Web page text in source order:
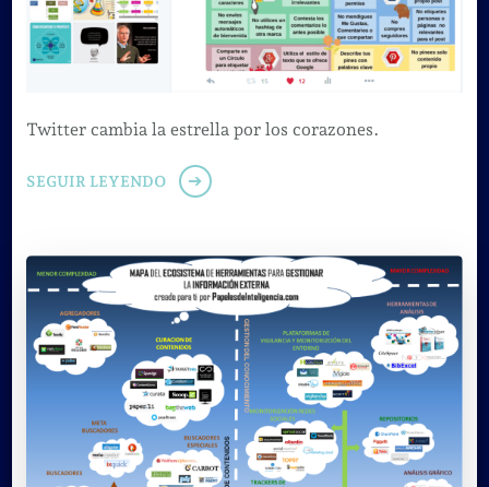
Twitter cambia la estrella por los corazones.
SEGUIR LEYENDO